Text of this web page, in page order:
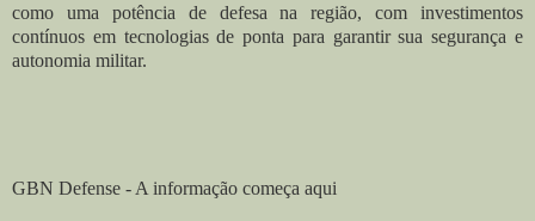
como uma potência de defesa na região, com investimentos
contínuos em tecnologias de ponta para garantir sua segurança e
autonomia militar.
GBN Defense - A informação começa aqui